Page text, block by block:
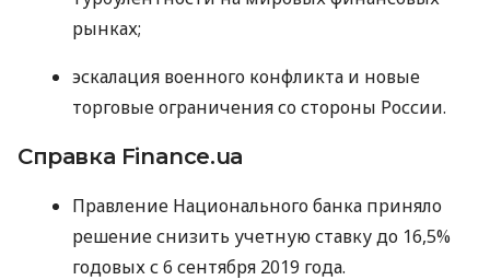
рынках;
эскалация военного конфликта и новые
торговые ограничения со стороны России.
Справка Finance.ua
Правление Национального банка приняло
решение снизить учетную ставку до 16,5%
годовых с 6 сентября 2019 года.